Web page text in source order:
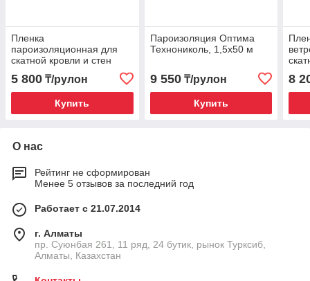
Пленка
пароизоляционная для
скатной кровли и стен
ТехноНИКОЛЬ 1,6х50 м
5 800 ₸/рулон
Купить
Пароизоляция Оптима
Технониколь, 1,5х50 м
9 550₸/рулон
Купить
8
О нас
Рейтинг не сформирован
Менее 5 отзывов за последний год
Работает с 21.07.2014
г. Алматы
пр. Суюнбая 261, 11 ряд, 24 бутик, рынок Турксиб,
Алматы, Казахстан